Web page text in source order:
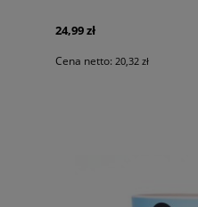
24,99 zł
Cena netto: 20,32 zł